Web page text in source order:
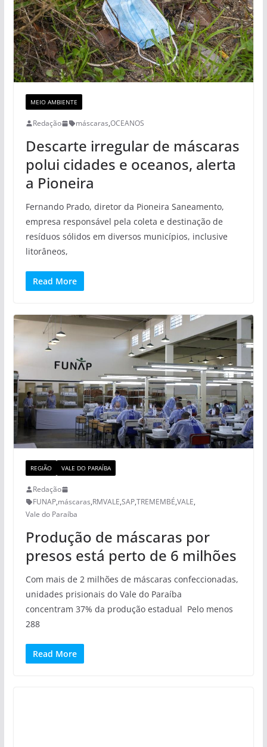
MEIO AMBIENTE
Redação máscaras,OCEANOS
Descarte irregular de máscaras
polui cidades e oceanos, alerta
a Pioneira
Fernando Prado, diretor da Pioneira Saneamento,
empresa responsável pela coleta e destinação de
resíduos sólidos em diversos municípios, inclusive
litorâneos,
Read More
REGIÃO VALE DO PARAÍBA
Redação
FUNAP,máscaras,RMVALE,SAP,TREMEMBÉ,VALE,
Vale do Paraíba
Produção de máscaras por
presos está perto de 6 milhões
Com mais de 2 milhões de máscaras confeccionadas,
unidades prisionais do Vale do Paraíba
concentram 37% da produção estadual Pelo menos
288
Read More